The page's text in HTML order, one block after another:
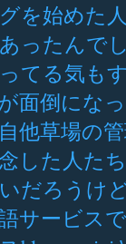
を始めた
ったんで
てる気も
面倒にな
他草場の
した人た
だろうけ
サービス